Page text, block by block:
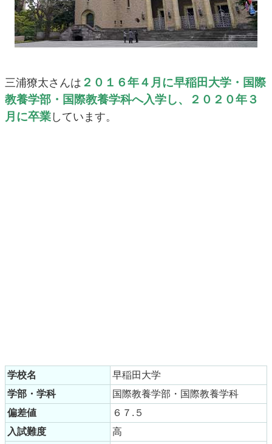
三浦獠太さんは ２０１６年４月に早稲田大学・国際
教養学部・国際教養学科へ入学し、２０２０年３
月に卒業 しています。
学校名
早稲田大学
学部・学科
国際教養学部・国際教養学科
偏差値
６７.５
入試難度
高